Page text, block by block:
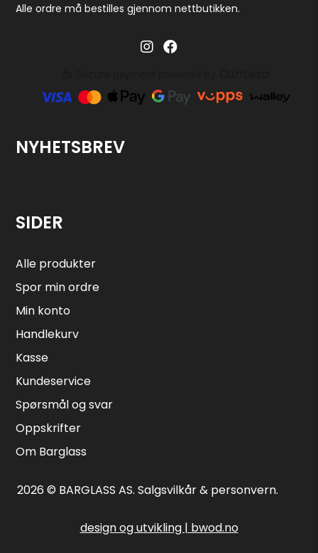
Alle ordre må bestilles gjennom nettbutikken.
Barglass.no instagram
Barglass facebook
NYHETSBREV
SIDER
Alle produkter
Spor min ordre
Min konto
Handlekurv
Kasse
Kundeservice
Spørsmål og svar
Oppskrifter
Om Barglass
2026 © BARGLASS AS. Salgsvilkår & personvern.
design og utvikling | bwod.no